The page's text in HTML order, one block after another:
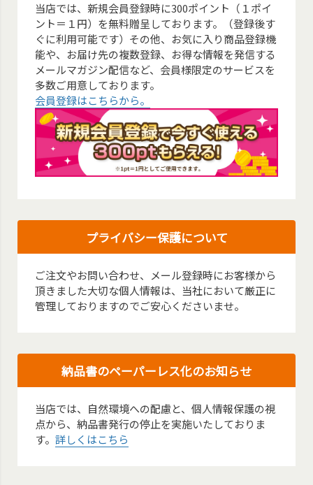
当店では、新規会員登録時に300ポイント（１ポイ
ント＝１円）を無料贈呈しております。（登録後す
ぐに利用可能です）その他、お気に入り商品登録機
能や、お届け先の複数登録、お得な情報を発信する
メールマガジン配信など、会員様限定のサービスを
多数ご用意しております。
会員登録はこちらから。
プライバシー保護について
ご注文やお問い合わせ、メール登録時にお客様から
頂きました大切な個人情報は、当社において厳正に
管理しておりますのでご安心くださいませ。
納品書のペーパーレス化のお知らせ
当店では、自然環境への配慮と、個人情報保護の視
点から、納品書発行の停止を実施いたしておりま
す。詳しくはこちら